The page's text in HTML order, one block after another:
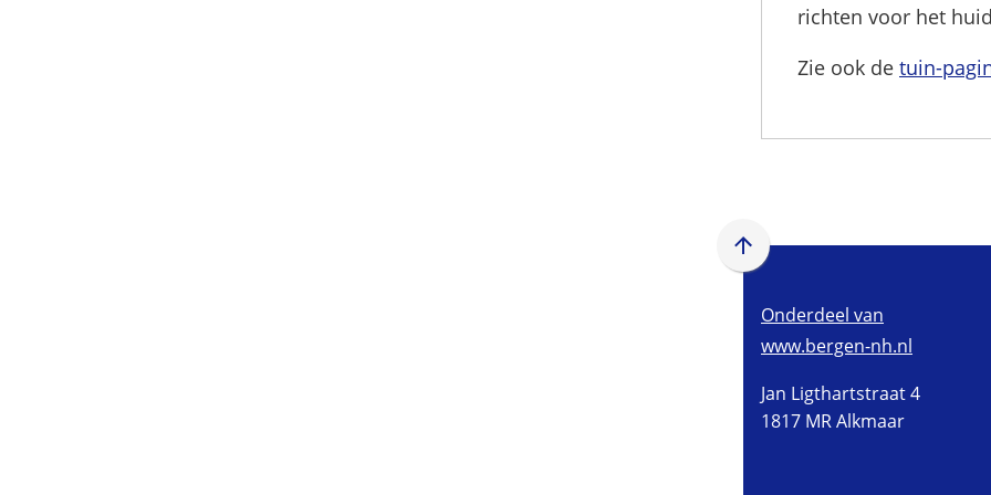
richten voor het
Zie ook de tuin-
Scroll
boven
naar
begin
van
Onderdeel van
www.bergen-nh.nl
Jan Ligthartstraat 4
1817 MR Alkmaar